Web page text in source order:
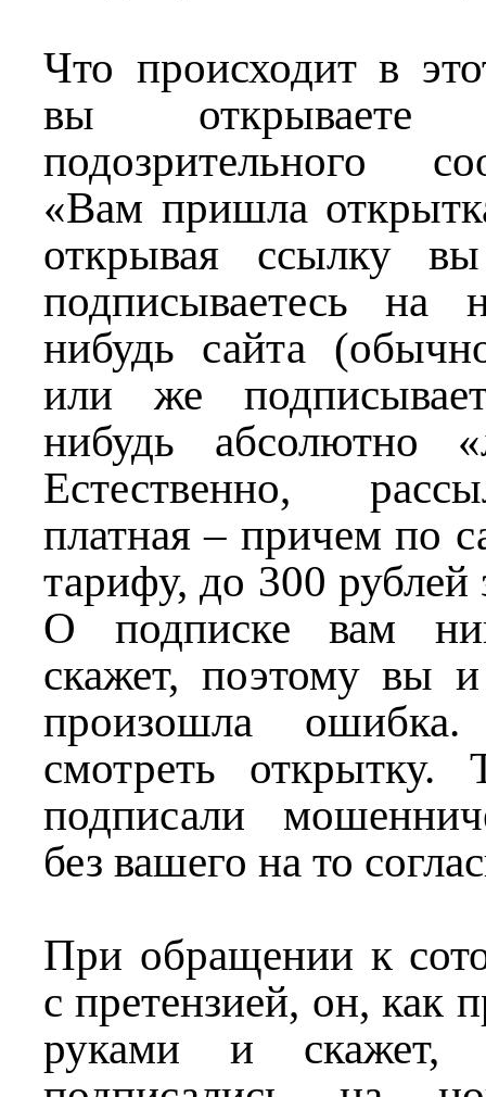
Что происходит в
вы
подозрительного
«Вам пришла
открывая ссылку вы
подписываетесь на
нибудь сайта
или же
нибудь абсолютно
Естественно,
платная – причем по
тарифу, до 300 рублей
О подписке вам
скажет, поэтому вы
произошла
смотреть
подписали
без вашего на то
При обращении к
с претензией, он, как
руками и